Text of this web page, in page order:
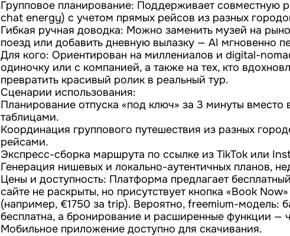
Групповое планирование: Поддерживает совместную
chat energy) с учетом прямых рейсов из разных
Гибкая ручная доводка: Можно заменить музей на
поезд или добавить дневную вылазку — AI мгновенно
Для кого: Ориентирован на миллениалов и digital-
одиночку или с компанией, а также на тех, кто
превратить красивый ролик в реальный тур.
Сценарии использования:
Планирование отпуска «под ключ» за 3 минуты вместо
таблицами.
Координация группового путешествия из разных
рейсами.
Экспресс-сборка маршрута по ссылке из TikTok или
Генерация нишевых и локально-аутентичных планов,
Цены и доступность: Платформа предлагает
сайте не раскрыты, но присутствует кнопка «Book
(например, €1750 за trip). Вероятно, freemium-модель:
бесплатна, а бронирование и расширенные функции —
Мобильное приложение доступно для скачивания.